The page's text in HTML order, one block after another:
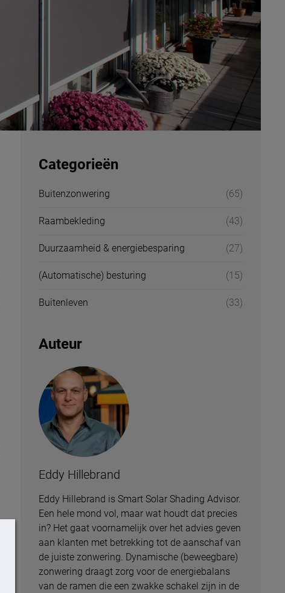
Categorieën
Buitenzonwering (65)
Raambekleding (43)
Duurzaamheid & energiebesparing (27)
(Automatische) besturing (15)
Buitenleven (33)
Auteur
Eddy Hillebrand
Eddy Hillebrand is Smart Solar Shading Advisor.
Een hele mond vol, maar wat houdt dat precies
in? Het gaat voornamelijk over het advies geven
aan klanten met betrekking tot de aanschaf van
de juiste zonwering. Dynamische (beweegbare)
zonwering draagt zorg voor de energiebalans
van de ramen die een zwakke schakel zijn in de